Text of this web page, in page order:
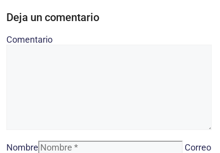
Deja un comentario
Comentario
Nombre
Correo